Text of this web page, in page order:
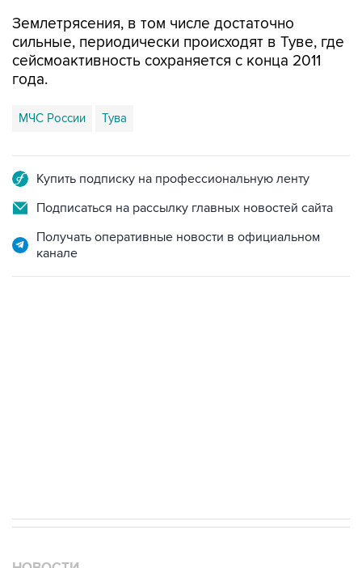
Землетрясения, в том числе достаточно
сильные, периодически происходят в Туве, где
сейсмоактивность сохраняется с конца 2011
года.
МЧС России Тува
Купить подписку на профессиональную ленту
Подписаться на рассылку главных новостей сайта
Получать оперативные новости в официальном
канале